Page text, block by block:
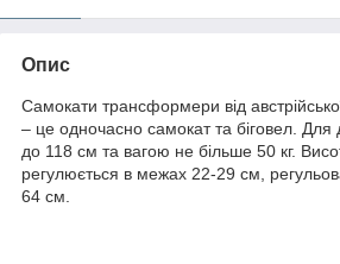
Опис
Самокати трансформери від
– це одночасно самокат та біговел. Для
до 118 см та вагою не більше 50 кг.
регулюється в межах 22-29 см,
64 см.